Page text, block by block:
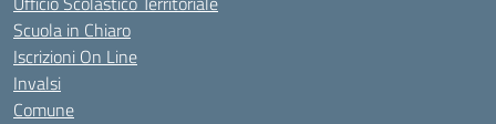
Scuola in Chiaro
Iscrizioni On Line
Invalsi
Comune